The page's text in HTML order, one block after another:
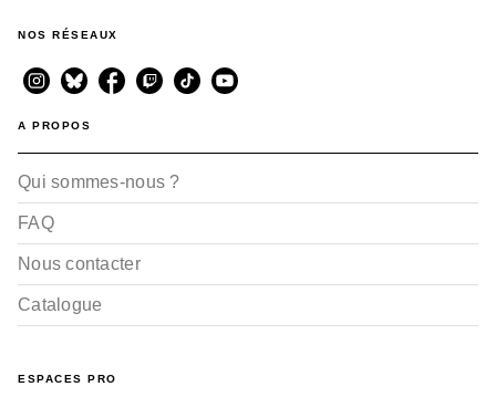
Timothé Le Boucher
NOS RÉSEAUX
A PROPOS
Qui sommes-nous ?
FAQ
Nous contacter
Catalogue
ESPACES PRO